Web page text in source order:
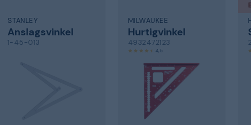
STANLEY
Anslagsvinkel
1-45-013
MILWAUKEE
Hurtigvinkel
4932472123
4,5